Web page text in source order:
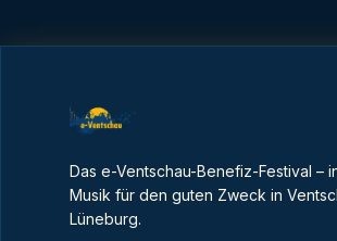
Das e-Ventschau-Benefiz-Festival –
Musik für den guten Zweck in
Lüneburg.